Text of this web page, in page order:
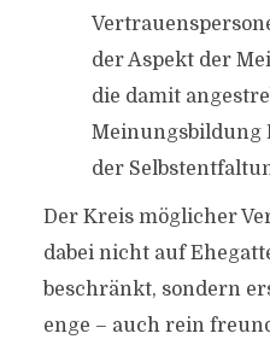
der Aspekt der
die damit
Meinungsbildung
der
Der Kreis möglicher
dabei nicht auf
beschränkt, sondern
enge – auch rein